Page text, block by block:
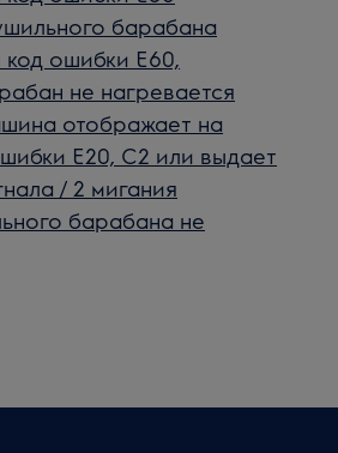
барабана
ошибки E60,
не нагревается
отображает на
E20, C2 или выдает
/ 2 мигания
барабана не